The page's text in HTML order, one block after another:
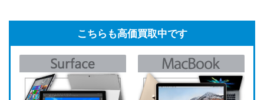
こちらも高価買取中です